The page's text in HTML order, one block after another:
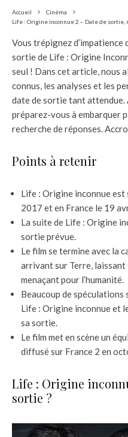
Accueil
Cinéma
Life : Origine inconnue 2 – Date de
Vous trépignez d’impatience
sortie de Life : Origine
seul ! Dans cet article, nous
connus, les analyses et les
date de sortie tant
préparez-vous à embarquer
recherche de réponses.
Points à retenir
Life : Origine inconnue
2017 et en France le 19
La suite de Life : Origine
sortie prévue.
Le film se termine avec la
arrivant sur Terre,
menaçant pour l’humanité.
Beaucoup de
Life : Origine inconnue et
sa sortie.
Le film met en scène un
diffusé sur France 2 en
Life : Origine
sortie ?